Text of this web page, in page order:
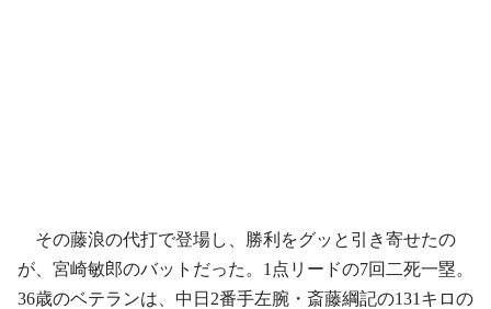
その藤浪の代打で登場し、勝利をグッと引き寄せたの
が、宮崎敏郎のバットだった。1点リードの7回二死一塁。
36歳のベテランは、中日2番手左腕・斎藤綱記の131キロの